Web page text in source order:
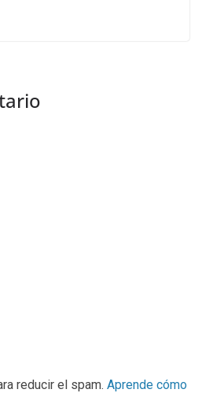
reducir el spam. Aprende cómo